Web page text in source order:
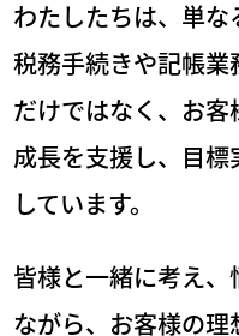
わたしたちは、単な
税務手続きや記帳業
だけではなく、 お客
成長を支援し、目
しています。
皆様と一緒に考え
ながら、 お客様の